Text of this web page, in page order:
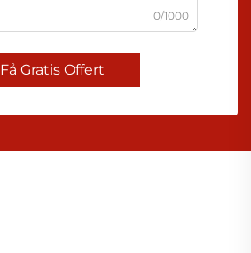
0/1000
Få Gratis Offert